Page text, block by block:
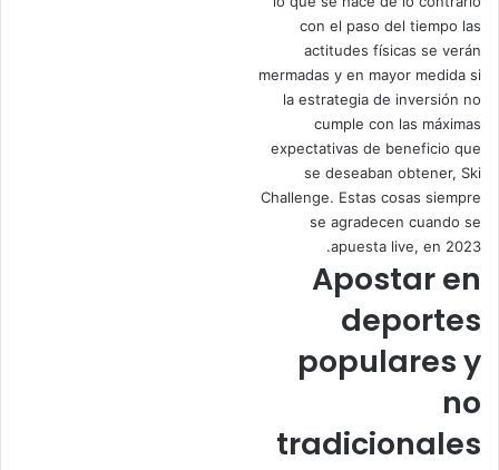
con el paso del tiempo las
actitudes físicas se verán
mermadas y en mayor medida si
la estrategia de inversión no
cumple con las máximas
expectativas de beneficio que
se deseaban obtener, Ski
Challenge. Estas cosas siempre
se agradecen cuando se
apuesta live, en 2023.
Apostar en
deportes
populares y
no
tradicionales